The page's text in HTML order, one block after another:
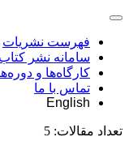
فهرست نشریات
سامانه نشر کتاب
کارگاه‌ها و
تماس با ما
English
تعداد مقالات: 5